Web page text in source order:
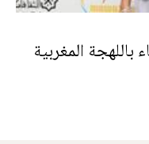
باللهجة المغربية